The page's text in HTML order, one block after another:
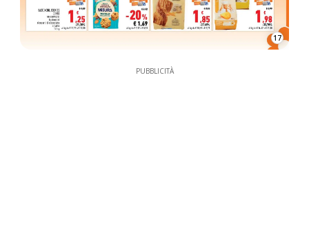
17
PUBBLICITÀ